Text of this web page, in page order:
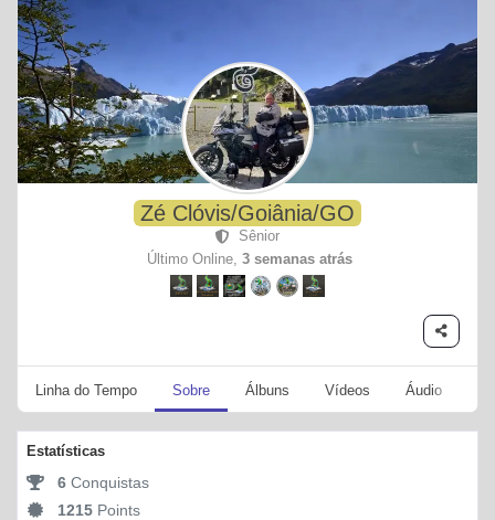
Zé Clóvis/Goiânia/GO
Sênior
Último Online, 3 semanas atrás
Linha do Tempo Sobre Álbuns Vídeos Áudio
Estatísticas
6 Conquistas
1215 Points